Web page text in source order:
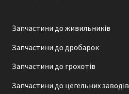
Запчастини до живильників
Запчастини до дробарок
Запчастини до грохотів
Запчастини до цегельних заводів